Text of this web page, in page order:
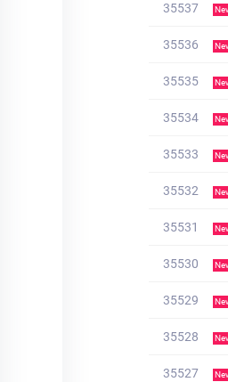
35537
35536
35535
35534
35533
35532
35531
35530
35529
35528
35527